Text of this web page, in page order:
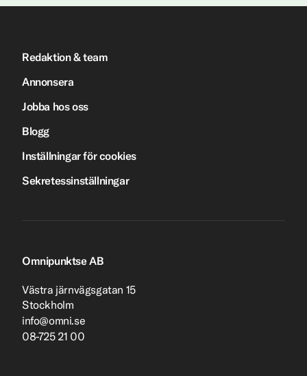
Redaktion & team
Annonsera
Jobba hos oss
Blogg
Inställningar för cookies
Sekretessinställningar
Omnipunktse AB
Västra järnvägsgatan 15
Stockholm
info@omni.se
08-725 21 00